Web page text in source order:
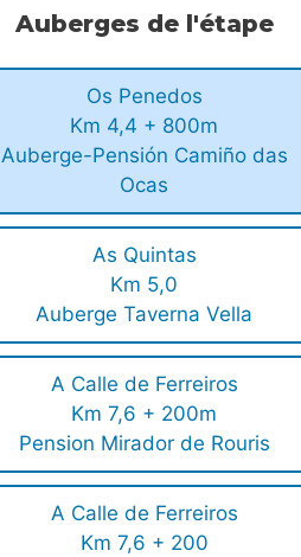
Auberges de l'étape
Os Penedos
Km 4,4 + 800m
Auberge-Pensión Camiño das
Ocas
As Quintas
Km 5,0
Auberge Taverna Vella
A Calle de Ferreiros
Km 7,6 + 200m
Pension Mirador de Rouris
A Calle de Ferreiros
Km 7,6 + 200